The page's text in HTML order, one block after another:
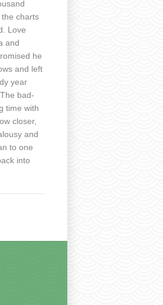
charts
Love
and
he
and left
year
bad-
time with
closer,
and
to one
into